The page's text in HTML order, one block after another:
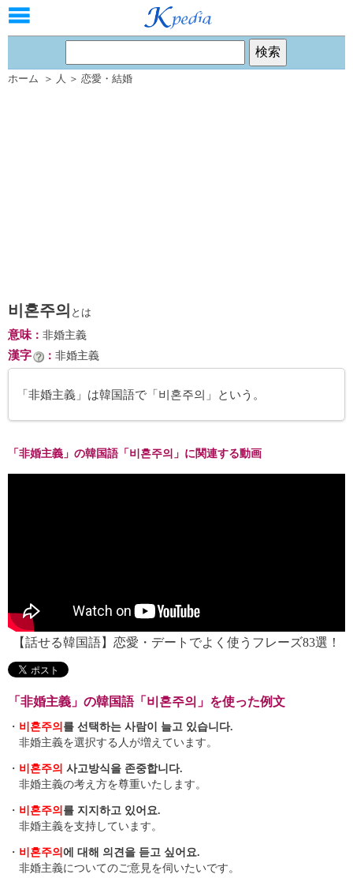
ホーム ＞ 人 ＞ 恋愛・結婚
비혼주의 とは
意味： 非婚主義
漢字 ： 非婚主義
「非婚主義」は韓国語で「비혼주의」という。
「非婚主義」の韓国語「비혼주의」に関連する動画
【話せる韓国語】恋愛・デートでよく使うフレーズ83選！
「非婚主義」の韓国語「비혼주의」を使った例文
・ 비혼주의 를 선택하는 사람이 늘고 있습니다.
非婚主義を選択する人が増えています。
・ 비혼주의 사고방식을 존중합니다.
非婚主義の考え方を尊重いたします。
・ 비혼주의 를 지지하고 있어요.
非婚主義を支持しています。
・ 비혼주의 에 대해 의견을 듣고 싶어요.
非婚主義についてのご意見を伺いたいです。